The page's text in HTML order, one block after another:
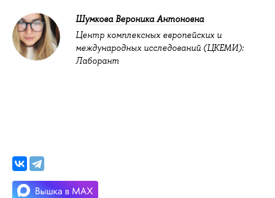
Шумкова Вероника Антоновна
Центр комплексных европейских и
международных исследований (ЦКЕМИ):
Лаборант